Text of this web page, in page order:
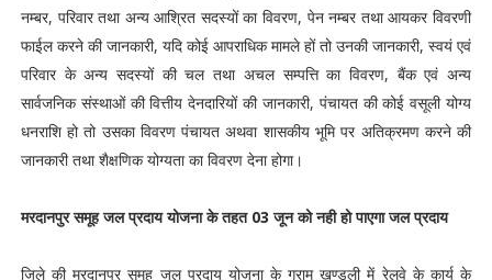
नम्बर, परिवार तथा अन्य आश्रित सदस्यों का विवरण, पेन नम्बर तथा आयकर विवरणी
फाईल करने की जानकारी, यदि कोई आपराधिक मामले हों तो उनकी जानकारी, स्वयं एवं
परिवार के अन्य सदस्यों की चल तथा अचल सम्पत्ति का विवरण, बैंक एवं अन्य
सार्वजनिक संस्थाओं की वित्तीय देनदारियों की जानकारी, पंचायत की कोई वसूली योग्य
धनराशि हो तो उसका विवरण पंचायत अथवा शासकीय भूमि पर अतिक्रमण करने की
जानकारी तथा शैक्षणिक योग्यता का विवरण देना होगा।
मरदानपुर समूह जल प्रदाय योजना के तहत 03 जून को नही हो पाएगा जल प्रदाय
जिले की मरदानपुर समूह जल प्रदाय योजना के ग्राम खण्डली में रेलवे के कार्य के